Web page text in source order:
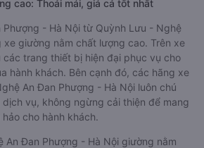
cao: Thoải mái, giá cả tốt nhất
- Hà Nội từ Quỳnh Lưu - Nghệ
xe giường nằm chất lượng cao. Trên xe
trang thiết bị hiện đại phục vụ cho
hành khách. Bên cạnh đó, các hãng xe
An Đan Phượng - Hà Nội luôn chú
vụ, không ngừng cải thiện để mang
cho hành khách.
An Đan Phượng - Hà Nội giường nằm